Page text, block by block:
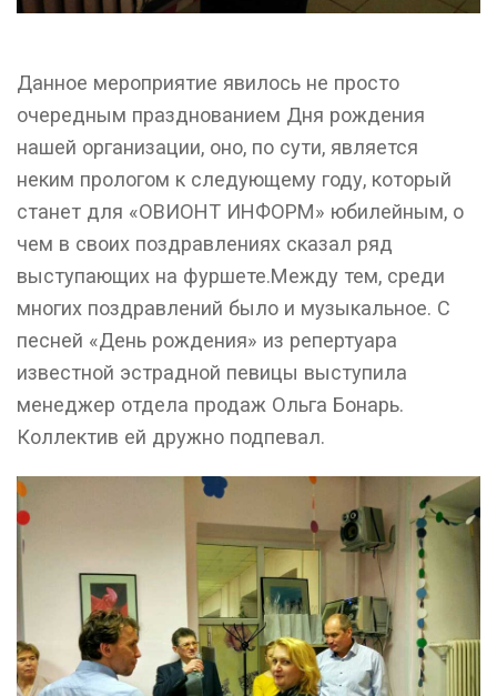
Данное мероприятие явилось не просто
очередным празднованием Дня рождения
нашей организации, оно, по сути, является
неким прологом к следующему году, который
станет для «ОВИОНТ ИНФОРМ» юбилейным, о
чем в своих поздравлениях сказал ряд
выступающих на фуршете.Между тем, среди
многих поздравлений было и музыкальное. С
песней «День рождения» из репертуара
известной эстрадной певицы выступила
менеджер отдела продаж Ольга Бонарь.
Коллектив ей дружно подпевал.